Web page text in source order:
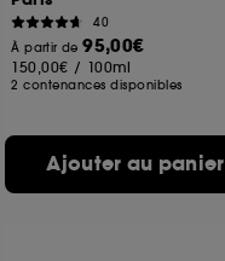
40
À partir de95,00€
150,00€ / 100ml
2 contenances disponibles
Ajouter au panier